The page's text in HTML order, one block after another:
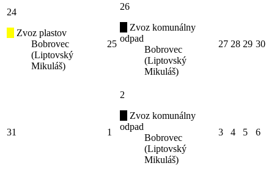
24
Zvoz plastov
Bobrovec
(Liptovský
Mikuláš)
25
26
Zvoz komunálny
odpad
Bobrovec
(Liptovský
Mikuláš)
27 28 29 30
31 1
2
Zvoz komunálny
odpad
Bobrovec
(Liptovský
Mikuláš)
3 4 5 6